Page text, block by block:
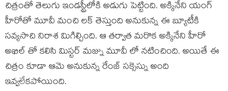
చిత్రంతో తెలుగు ఇండస్ట్రీలోకి అడుగు పెట్టింది. అక్కినేని యంగ్
హీరోతో మూవీ మంచి లక్ తెస్తుంది అనుకున్న ఈ బ్యూటీకి
సవ్యసాచి నిరాశ మిగిల్చింది. ఆ తర్వాత మరొక అక్కినేని హీరో
అఖిల్ తో కలిసి మిస్టర్ మజ్ను మూవీ లో నటించింది. అయితే ఈ
చిత్రం కూడా ఆమె అనుకున్న రేంజ్ సక్సెస్ను అంది
ఇవ్వలేకపోయింది.